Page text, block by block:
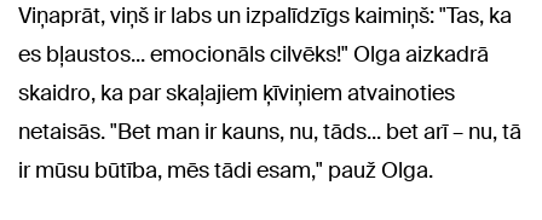
Viņaprāt, viņš ir labs un izpalīdzīgs kaimiņš: "Tas, ka
es bļaustos... emocionāls cilvēks!" Olga aizkadrā
skaidro, ka par skaļajiem ķīviņiem atvainoties
netaisās. "Bet man ir kauns, nu, tāds... bet arī – nu, tā
ir mūsu būtība, mēs tādi esam," pauž Olga.